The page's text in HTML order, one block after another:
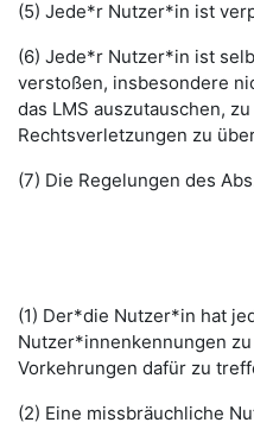
(5) Jede*r Nutzer*in ist
(6) Jede*r Nutzer*in ist
verstoßen, insbesondere
das LMS auszutauschen,
Rechtsverletzungen zu
(7) Die Regelungen des
(1) Der*die Nutzer*in hat
Nutzer*innenkennungen
Vorkehrungen dafür zu
(2) Eine missbräuchliche